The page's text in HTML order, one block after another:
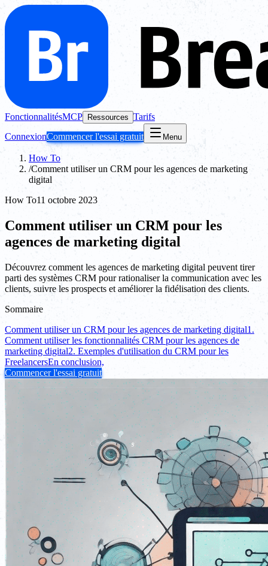
FonctionnalitésMCP Ressources Tarifs
ConnexionCommencer l'essai gratuit Menu
How To
/Comment utiliser un CRM pour les agences de marketing
digital
How To11 octobre 2023
Comment utiliser un CRM pour les
agences de marketing digital
Découvrez comment les agences de marketing digital peuvent tirer
parti des systèmes CRM pour rationaliser la communication avec les
clients, suivre les prospects et améliorer la fidélisation des clients.
Sommaire
Comment utiliser un CRM pour les agences de marketing digital1.
Comment utiliser les fonctionnalités CRM pour les agences de
marketing digital2. Exemples d'utilisation du CRM pour les
FreelancersEn conclusion,
Commencer l'essai gratuit